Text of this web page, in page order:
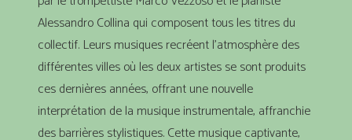
Alessandro Collina qui composent tous les titres du
collectif. Leurs musiques recréent l’atmosphère des
différentes villes où les deux artistes se sont produits
ces dernières années, offrant une nouvelle
interprétation de la musique instrumentale, affranchie
des barrières stylistiques. Cette musique captivante,